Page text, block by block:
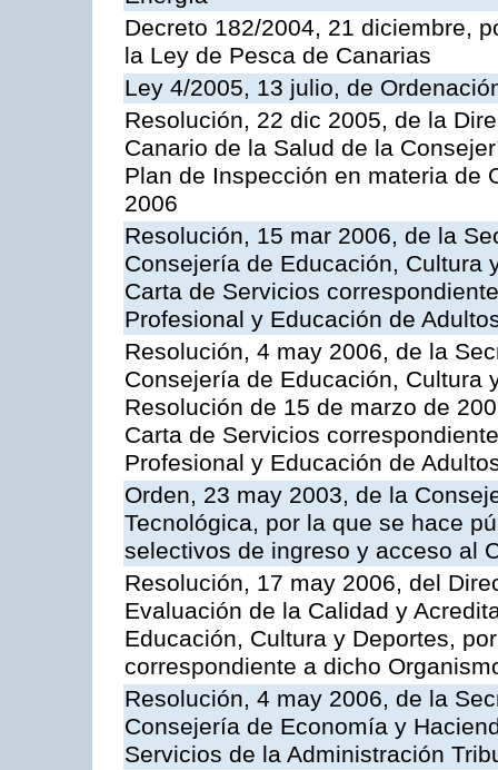
Decreto 182/2004, 21 diciembre,
la Ley de Pesca de Canarias
Ley 4/2005, 13 julio, de
Resolución, 22 dic 2005, de la
Canario de la Salud de la
Plan de Inspección en materia de
2006
Resolución, 15 mar 2006, de la
Consejería de Educación, Cultura
Carta de Servicios
Profesional y Educación de
Resolución, 4 may 2006, de la
Consejería de Educación, Cultura
Resolución de 15 de marzo de
Carta de Servicios
Profesional y Educación de
Orden, 23 may 2003, de la
Tecnológica, por la que se hace
selectivos de ingreso y acceso al
Resolución, 17 may 2006, del
Evaluación de la Calidad y
Educación, Cultura y Deportes,
correspondiente a dicho
Resolución, 4 may 2006, de la
Consejería de Economía y
Servicios de la Administración